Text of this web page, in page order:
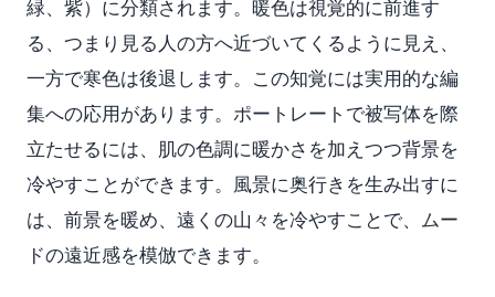
緑、紫）に分類されます。暖色は視覚的に前進す
る、つまり見る人の方へ近づいてくるように見え、
一方で寒色は後退します。この知覚には実用的な編
集への応用があります。ポートレートで被写体を際
立たせるには、肌の色調に暖かさを加えつつ背景を
冷やすことができます。風景に奥行きを生み出すに
は、前景を暖め、遠くの山々を冷やすことで、ムー
ドの遠近感を模倣できます。